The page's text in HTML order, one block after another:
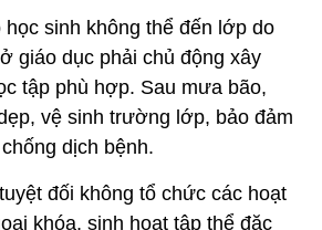
sinh không thể đến lớp do
giáo dục phải chủ động xây
tập phù hợp. Sau mưa bão,
vệ sinh trường lớp, bảo đảm
dịch bệnh.
đối không tổ chức các hoạt
khóa, sinh hoạt tập thể đặc